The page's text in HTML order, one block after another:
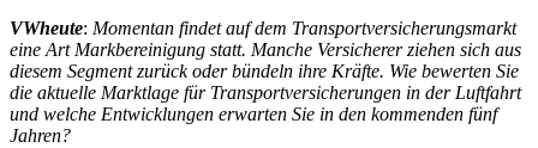
VWheute: Momentan findet auf dem Transportversicherungsmarkt
eine Art Markbereinigung statt. Manche Versicherer ziehen sich aus
diesem Segment zurück oder bündeln ihre Kräfte. Wie bewerten Sie
die aktuelle Marktlage für Transportversicherungen in der Luftfahrt
und welche Entwicklungen erwarten Sie in den kommenden fünf
Jahren?